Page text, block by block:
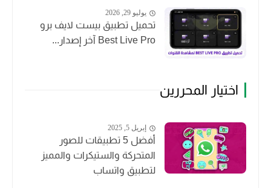
يوليو 29, 2026
تحميل تطبيق بيست لايف برو
Best Live Pro آخر إصدار...
اختيار المحررين
إبريل 5, 2025
أفضل 5 تطبيقات للصور
المتحركة والستيكرات والمميز
لتطبيق واتساب